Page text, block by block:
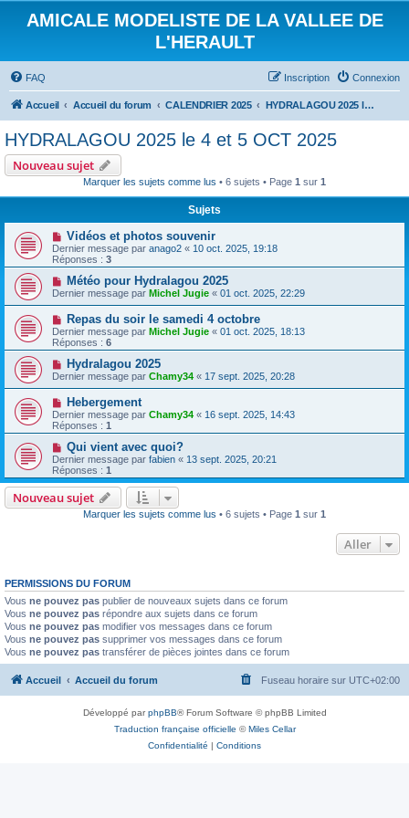
AMICALE MODELISTE DE LA VALLEE DE
L'HERAULT
FAQ Connexion
Inscription
Accueil Accueil du forum CALENDRIER 2025 HYDRALAGOU 2025 le 4 et 5 OCT 2025
HYDRALAGOU 2025 le 4 et 5 OCT 2025
Nouveau sujet
Marquer les sujets comme lus • 6 sujets • Page 1 sur 1
Sujets
Vidéos et photos souvenir
Dernier message par anago2 « 10 oct. 2025, 19:18
Réponses : 3
Météo pour Hydralagou 2025
Dernier message par Michel Jugie « 01 oct. 2025, 22:29
Repas du soir le samedi 4 octobre
Dernier message par Michel Jugie « 01 oct. 2025, 18:13
Réponses : 6
Hydralagou 2025
Dernier message par Chamy34 « 17 sept. 2025, 20:28
Hebergement
Dernier message par Chamy34 « 16 sept. 2025, 14:43
Réponses : 1
Qui vient avec quoi?
Dernier message par fabien « 13 sept. 2025, 20:21
Réponses : 1
Nouveau sujet
Marquer les sujets comme lus • 6 sujets • Page 1 sur 1
Aller
PERMISSIONS DU FORUM
Vous ne pouvez pas publier de nouveaux sujets dans ce forum
Vous ne pouvez pas répondre aux sujets dans ce forum
Vous ne pouvez pas modifier vos messages dans ce forum
Vous ne pouvez pas supprimer vos messages dans ce forum
Vous ne pouvez pas transférer de pièces jointes dans ce forum
Accueil Accueil du forum Fuseau horaire sur UTC+02:00
Développé parphpBB® Forum Software © phpBB Limited
Traduction française officielle ©Miles Cellar
Confidentialité | Conditions